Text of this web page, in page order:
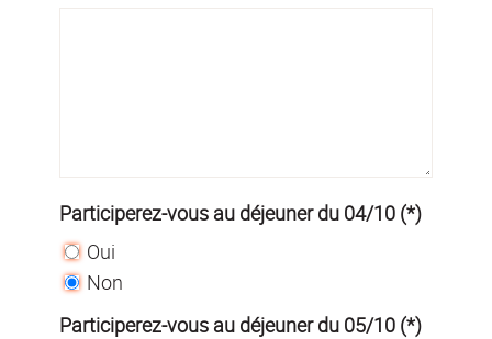
Participerez-vous au déjeuner du 04/10 (*)
Oui
Non
Participerez-vous au déjeuner du 05/10 (*)